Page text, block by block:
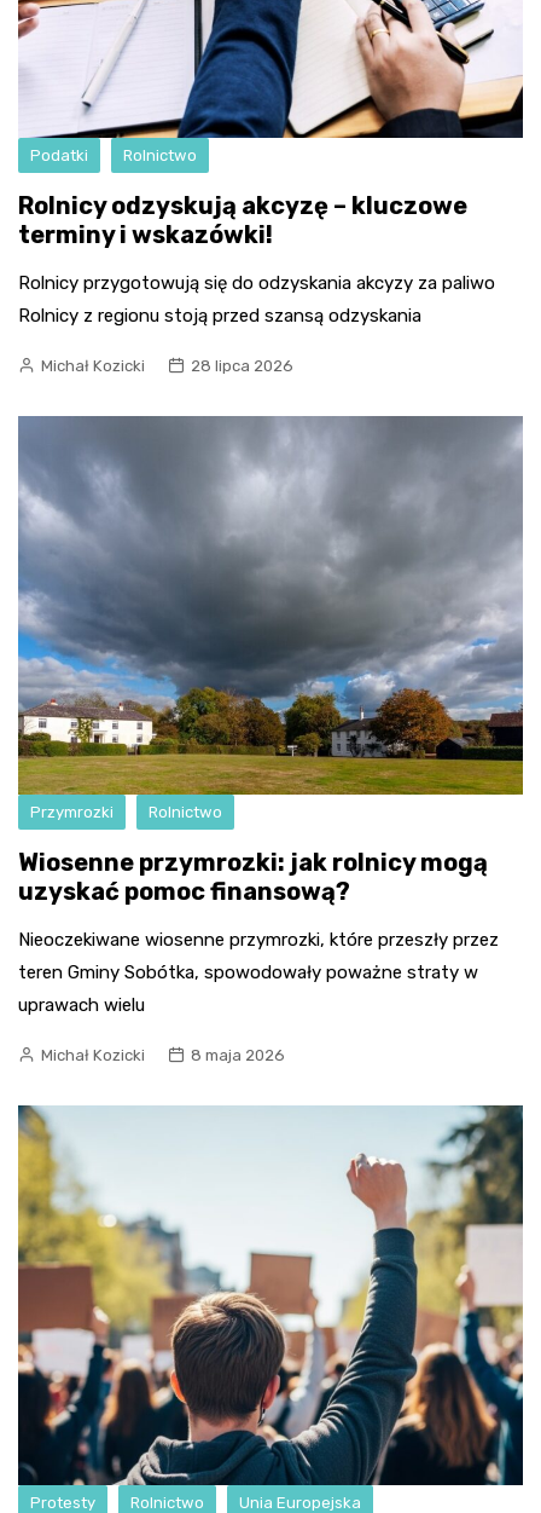
Podatki Rolnictwo
Rolnicy odzyskują akcyzę – kluczowe
terminy i wskazówki!
Rolnicy przygotowują się do odzyskania akcyzy za paliwo
Rolnicy z regionu stoją przed szansą odzyskania
Michał Kozicki 28 lipca 2026
Przymrozki Rolnictwo
Wiosenne przymrozki: jak rolnicy mogą
uzyskać pomoc finansową?
Nieoczekiwane wiosenne przymrozki, które przeszły przez
teren Gminy Sobótka, spowodowały poważne straty w
uprawach wielu
Michał Kozicki 8 maja 2026
Protesty Rolnictwo Unia Europejska